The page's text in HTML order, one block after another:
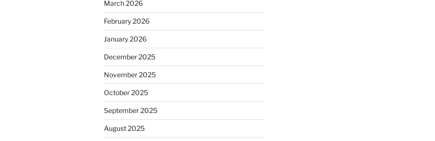
March 2026
February 2026
January 2026
December 2025
November 2025
October 2025
September 2025
August 2025